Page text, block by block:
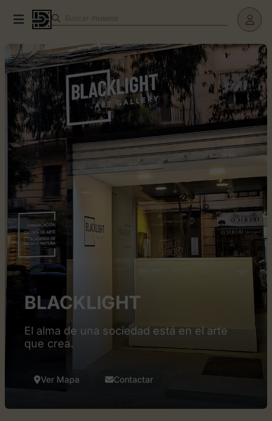
Buscar museos
BLACKLIGHT
El alma de una sociedad está en el arte
que crea.
Ver Mapa Contactar